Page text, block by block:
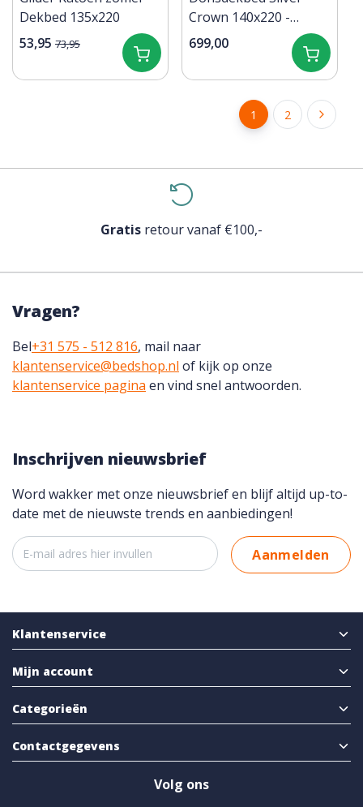
Dekbed 135x220
53,95 73,95
Crown 140x220 -
Winter
699,00
1 2
Gratisretour vanaf €100,-
Vragen?
Bel+31 575 - 512 816, mail naar
klantenservice@bedshop.nl of kijk op onze
klantenservice pagina en vind snel antwoorden.
Inschrijven nieuwsbrief
Word wakker met onze nieuwsbrief en blijf altijd up-to-
date met de nieuwste trends en aanbiedingen!
Aanmelden
Klantenservice
Mijn account
Categorieën
Contactgegevens
Volg ons